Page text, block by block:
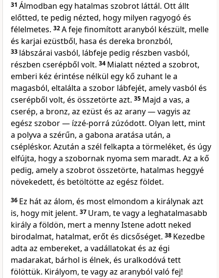
31 Álmodban egy hatalmas szobrot láttál. Ott állt
előtted, te pedig nézted, hogy milyen ragyogó és
félelmetes. 32A feje finomított aranyból készült, melle
és karjai ezüstből, hasa és dereka bronzból,
33 lábszárai vasból, lábfeje pedig részben vasból,
részben cserépből volt. 34 Mialatt nézted a szobrot,
emberi kéz érintése nélkül egy kő zuhant le a
magasból, eltalálta a szobor lábfejét, amely vasból és
cserépből volt, és összetörte azt. 35 Majd a vas, a
cserép, a bronz, az ezüst és az arany — vagyis az
egész szobor — ízzé-porrá zúzódott. Olyan lett, mint
a polyva a szérűn, a gabona aratása után, a
csépléskor. Azután a szél felkapta a törmeléket, és úgy
elfújta, hogy a szobornak nyoma sem maradt. Az a kő
pedig, amely a szobrot összetörte, hatalmas heggyé
növekedett, és betöltötte az egész földet.
36 Ez hát az álom, és most elmondom a királynak azt
is, hogy mit jelent. 37 Uram, te vagy a leghatalmasabb
király a földön, mert a menny Istene adott neked
birodalmat, hatalmat, erőt és dicsőséget. 38 Kezedbe
adta az embereket, a vadállatokat és az égi
madarakat, bárhol is élnek, és uralkodóvá tett
fölöttük. Királyom, te vagy az aranyból való fej!